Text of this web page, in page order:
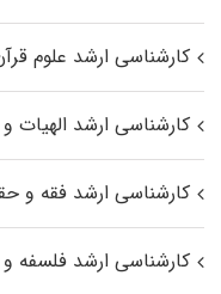
کارشناسی ارشد علوم
کارشناسی ارشد
کارشناسی ارشد فقه و
کارشناسی ارشد فلسفه و